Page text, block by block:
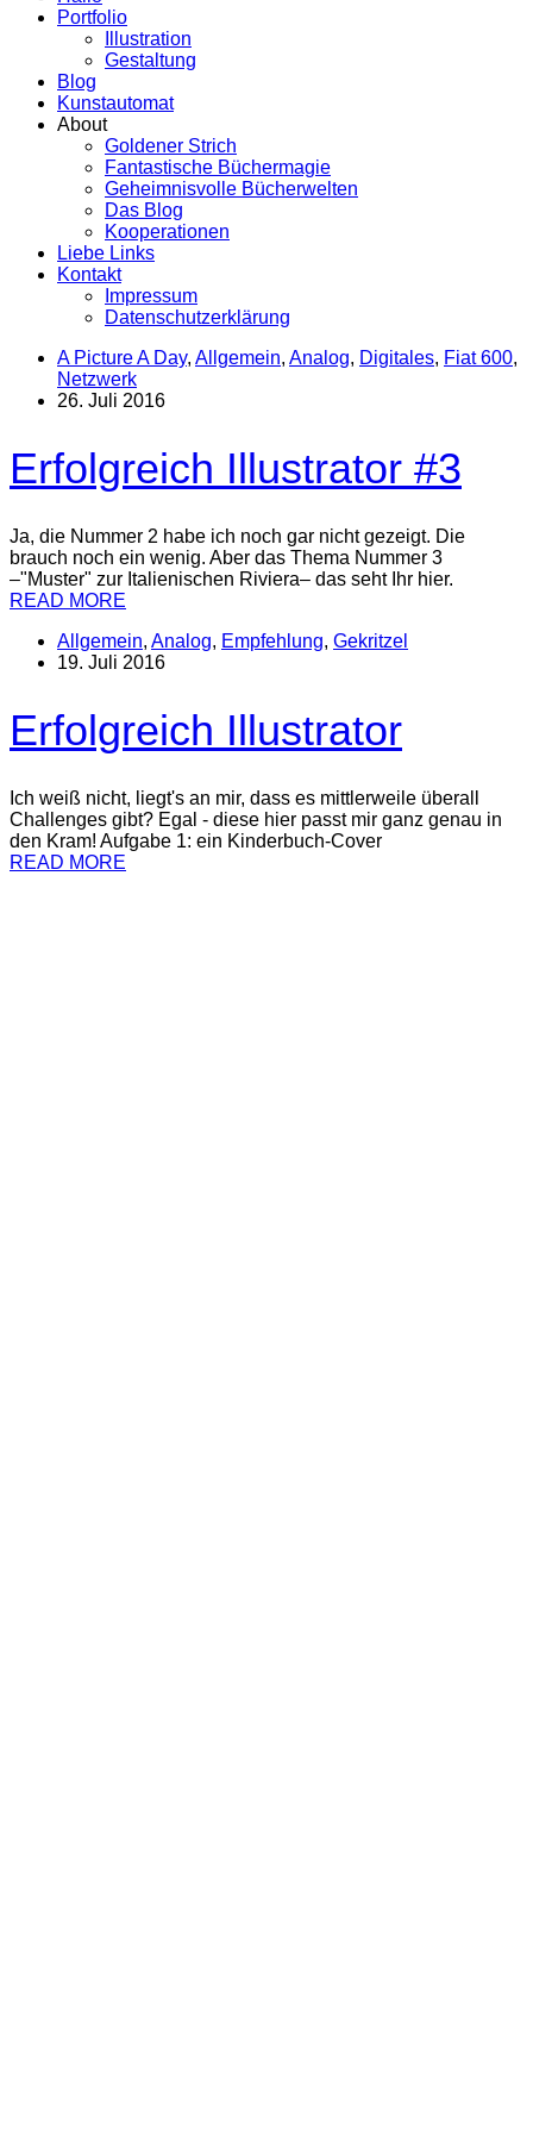
Portfolio
Illustration
Gestaltung
Blog
Kunstautomat
About
Goldener Strich
Fantastische Büchermagie
Geheimnisvolle Bücherwelten
Das Blog
Kooperationen
Liebe Links
Kontakt
Impressum
Datenschutzerklärung
A Picture A Day, Allgemein, Analog, Digitales, Fiat 600,
Netzwerk
26. Juli 2016
Erfolgreich Illustrator #3
Ja, die Nummer 2 habe ich noch gar nicht gezeigt. Die
brauch noch ein wenig. Aber das Thema Nummer 3
–"Muster" zur Italienischen Riviera– das seht Ihr hier.
READ MORE
Allgemein, Analog, Empfehlung, Gekritzel
19. Juli 2016
Erfolgreich Illustrator
Ich weiß nicht, liegt's an mir, dass es mittlerweile überall
Challenges gibt? Egal - diese hier passt mir ganz genau in
den Kram! Aufgabe 1: ein Kinderbuch-Cover
READ MORE